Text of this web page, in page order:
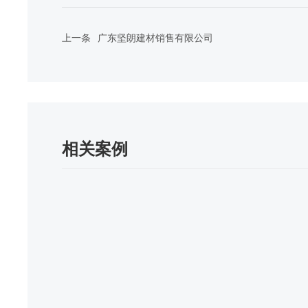
上一条 广东坚朗建材销售有限公司
相关案例